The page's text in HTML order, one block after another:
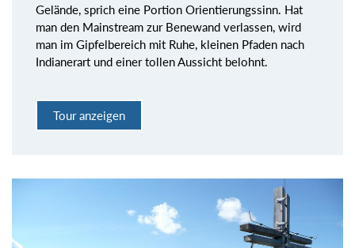
Gelände, sprich eine Portion Orientierungssinn. Hat
man den Mainstream zur Benewand verlassen, wird
man im Gipfelbereich mit Ruhe, kleinen Pfaden nach
Indianerart und einer tollen Aussicht belohnt.
Tour anzeigen